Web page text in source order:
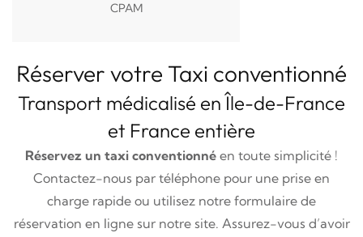
CPAM
Réserver votre Taxi conventionné
Transport médicalisé en Île-de-France
et France entière
Réservez un taxi conventionné en toute simplicité !
Contactez-nous par téléphone pour une prise en
charge rapide ou utilisez notre formulaire de
réservation en ligne sur notre site. Assurez-vous d’avoir